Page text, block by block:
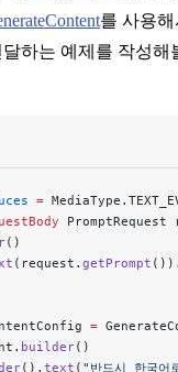
를 사용
하는 예제를 작성해
=
()
(request. getPrompt
=
builder()
(). text ( "반드시 한국어